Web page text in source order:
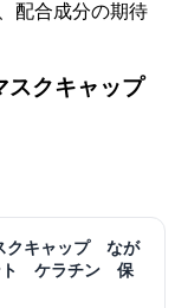
配合成分の期待
スクキャップ
クキャップ なが
ト ケラチン 保